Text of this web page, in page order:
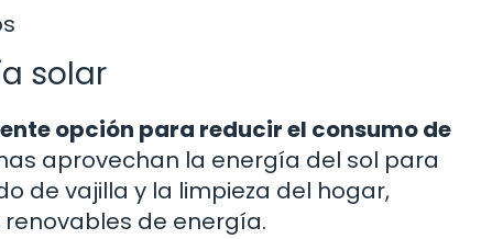
solar
opción para reducir el consumo de
aprovechan la energía del sol para
de vajilla y la limpieza del hogar,
de energía.